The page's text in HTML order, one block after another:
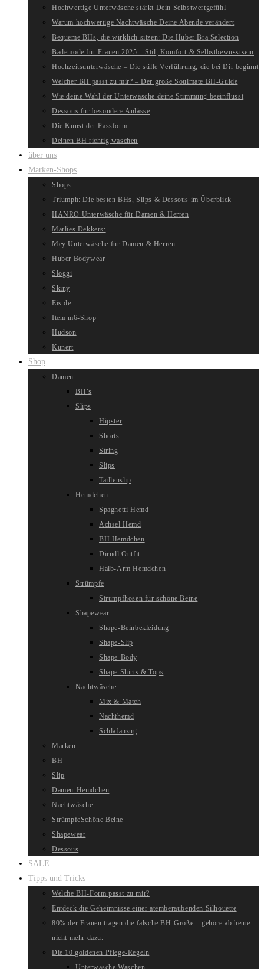
Hochwertige Unterwäsche stärkt Dein Selbstwertgefühl
Warum hochwertige Nachtwäsche Deine Abende verändert
Bequeme BHs, die wirklich sitzen: Die Huber Bra Selection
Bademode für Frauen 2025 – Stil, Komfort & Selbstbewusstsein
Hochzeitsunterwäsche – Die stille Verführung, die bei Dir beginnt
Welcher BH passt zu mir? – Der große Soulmate BH-Guide
Wie deine Wahl der Unterwäsche deine Stimmung beeinflusst
Dessous für besondere Anlässe
Die Kunst der Passform
Deinen BH richtig waschen
über uns
Marken-Shops
Shops
Triumph: Die besten BHs, Slips & Dessous im Überblick
HANRO Unterwäsche für Damen & Herren
Marlies Dekkers:
Mey Unterwäsche für Damen & Herren
Huber Bodywear
Sloggi
Skiny
Eis.de
Item m6-Shop
Hudson
Kunert
Shop
Damen
BH’s
Slips
Hipster
Shorts
String
Slips
Taillenslip
Hemdchen
Spaghetti Hemd
Achsel Hemd
BH Hemdchen
Dirndl Outfit
Halb-Arm Hemdchen
Strümpfe
Strumpfhosen für schöne Beine
Shapewear
Shape-Beinbekleidung
Shape-Slip
Shape-Body
Shape Shirts & Tops
Nachtwäsche
Mix & Match
Nachthemd
Schlafanzug
Marken
BH
Slip
Damen-Hemdchen
Nachtwäsche
StrümpfeSchöne Beine
Shapewear
Dessous
SALE
Tipps und Tricks
Welche BH-Form passt zu mir?
Entdeck die Geheimnisse einer atemberaubenden Silhouette
80% der Frauen tragen die falsche BH-Größe – gehöre ab heute
nicht mehr dazu.
Die 10 goldenen Pflege-Regeln
Unterwäsche Waschen